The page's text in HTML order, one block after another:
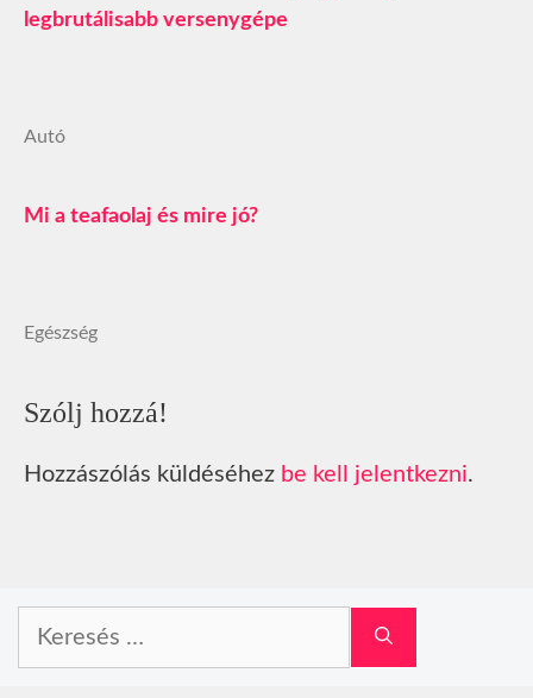
legbrutálisabb versenygépe
Autó
Mi a teafaolaj és mire jó?
Egészség
Szólj hozzá!
Hozzászólás küldéséhez be kell jelentkezni.